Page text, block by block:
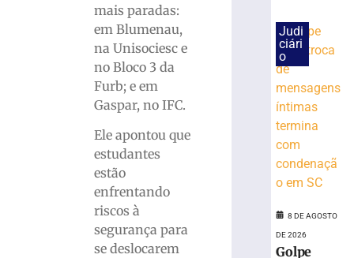
mais paradas:
em Blumenau,
na Unisociesc e
no Bloco 3 da
Furb; e em
Gaspar, no IFC.
Ele apontou que
estudantes
estão
enfrentando
riscos à
segurança para
se deslocarem
disciplinares
agosto
mais
homologa
candidaturas
Judi
ciári
o
8 DE AGOSTO
DE 2026
Golpe